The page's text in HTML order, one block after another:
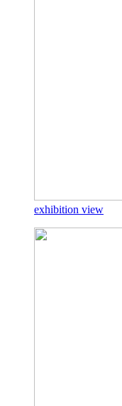
exhibition view